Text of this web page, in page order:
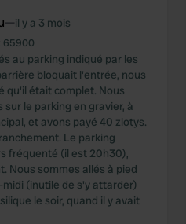
—il y a 3 mois
65900
au parking indiqué par les
bloquait l'entrée, nous
qu'il était complet. Nous
sur le parking en gravier, à
et avons payé 40 zlotys.
Le parking
fréquenté (il est 20h30),
Nous sommes allés à pied
(inutile de s'y attarder)
le soir, quand il y avait